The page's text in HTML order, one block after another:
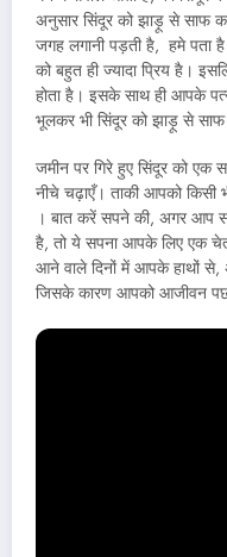
अनुसार सिंदूर को झाड़ू से साफ
जगह लगानी पड़ती है, हमे पता है
को बहुत ही ज्यादा प्रिय है।
होता है। इसके साथ ही आपके
भूलकर भी सिंदूर को झाड़ू से साफ
जमीन पर गिरे हुए सिंदूर को
नीचे चढ़ाएँ। ताकी आपको किसी
। बात करें सपने की, अगर आप
है, तो ये सपना आपके लिए एक
आने वाले दिनों में आपके हाथों से,
जिसके कारण आपको आजीवन